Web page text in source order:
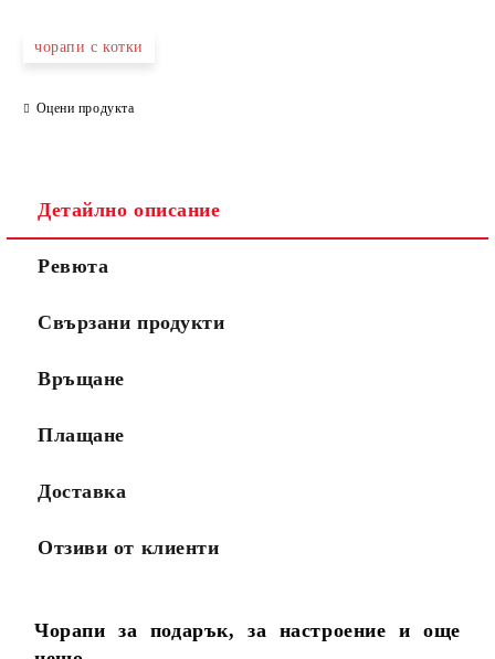
чорапи с котки
Оцени продукта
Детайлно описание
Ревюта
Свързани продукти
Връщане
Плащане
Доставка
Отзиви от клиенти
Чорапи за подарък, за настроение и още